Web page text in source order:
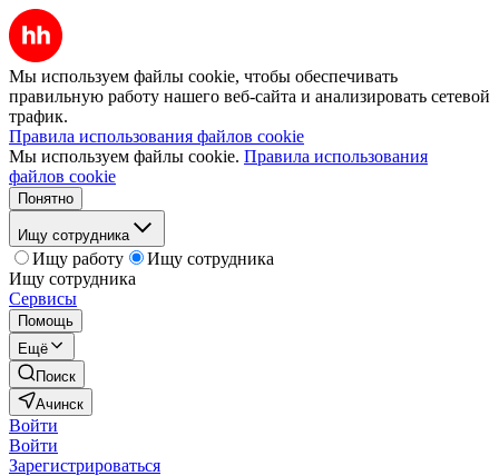
Мы используем файлы cookie, чтобы обеспечивать
правильную работу нашего веб-сайта и анализировать сетевой
трафик.
Правила использования файлов cookie
Мы используем файлы cookie. Правила использования
файлов cookie
Понятно
Ищу сотрудника
Ищу работу
Ищу сотрудника
Ищу сотрудника
Сервисы
Помощь
Ещё
Поиск
Ачинск
Войти
Войти
Зарегистрироваться